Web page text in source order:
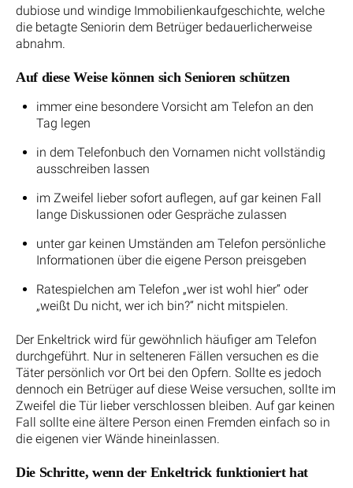
dubiose und windige Immobilienkaufgeschichte, welche
die betagte Seniorin dem Betrüger bedauerlicherweise
abnahm.
Auf diese Weise können sich Senioren schützen
immer eine besondere Vorsicht am Telefon an den
Tag legen
in dem Telefonbuch den Vornamen nicht vollständig
ausschreiben lassen
im Zweifel lieber sofort auflegen, auf gar keinen Fall
lange Diskussionen oder Gespräche zulassen
unter gar keinen Umständen am Telefon persönliche
Informationen über die eigene Person preisgeben
Ratespielchen am Telefon „wer ist wohl hier“ oder
„weißt Du nicht, wer ich bin?“ nicht mitspielen.
Der Enkeltrick wird für gewöhnlich häufiger am Telefon
durchgeführt. Nur in selteneren Fällen versuchen es die
Täter persönlich vor Ort bei den Opfern. Sollte es jedoch
dennoch ein Betrüger auf diese Weise versuchen, sollte im
Zweifel die Tür lieber verschlossen bleiben. Auf gar keinen
Fall sollte eine ältere Person einen Fremden einfach so in
die eigenen vier Wände hineinlassen.
Die Schritte, wenn der Enkeltrick funktioniert hat